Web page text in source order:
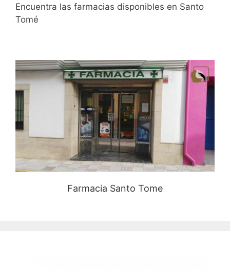
Encuentra las farmacias disponibles en Santo
Tomé
Farmacia Santo Tome